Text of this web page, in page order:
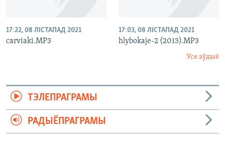
17:22, 08 ЛІСТАПАД 2021
carviaki.MP3
17:03, 08 ЛІСТАПАД 2021
hlybokaje-2 (2013).MP3
Усе аўдыё
ТЭЛЕПРАГРАМЫ
РАДЫЁПРАГРАМЫ